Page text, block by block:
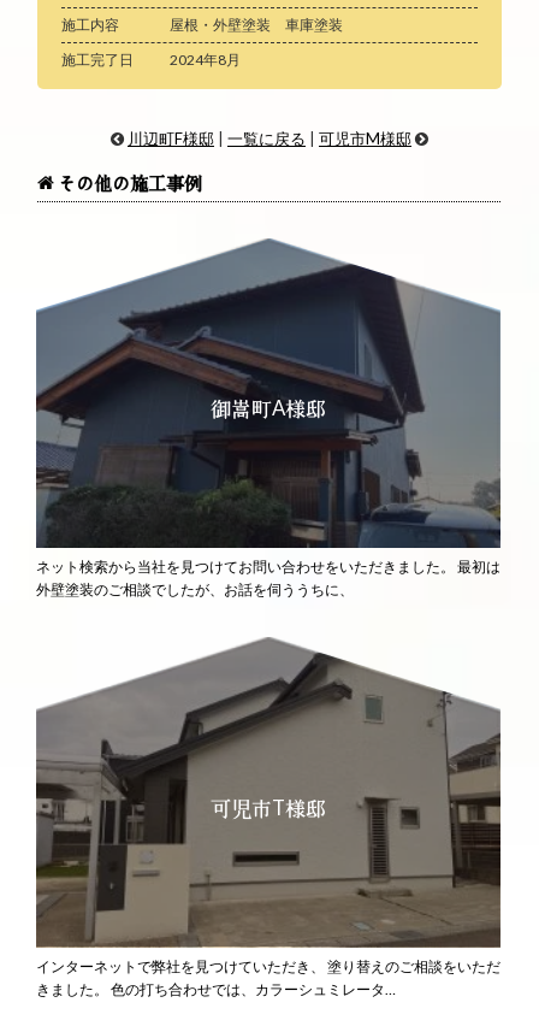
施工内容
屋根・外壁塗装 車庫塗装
施工完了日
2024年8月
川辺町F様邸| 一覧に戻る 可児市M様邸
その他の施工事例
御嵩町A様邸
ネット検索から当社を見つけてお問い合わせをいただきました。
最初は
外壁塗装のご相談でしたが、お話を伺ううちに、
可児市T様邸
インターネットで弊社を見つけていただき、
塗り替えのご相談をいただ
きました。
色の打ち合わせでは、カラーシュミレータ…